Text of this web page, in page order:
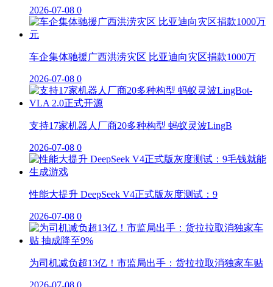
2026-07-08 0
车企集体驰援广西洪涝灾区 比亚迪向灾区捐款1000万
2026-07-08 0
支持17家机器人厂商20多种构型 蚂蚁灵波LingB
2026-07-08 0
性能大提升 DeepSeek V4正式版灰度测试：9
2026-07-08 0
为司机减负超13亿！市监局出手：货拉拉取消独家车贴
2026-07-08 0